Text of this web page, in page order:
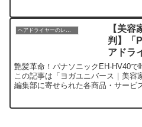
【美
判】「
アドラ
を実際
艶髪革命！パナソニックEH-HV40
この記事は「ヨガユニバース｜美容
編集部に寄せられた各商品・サービ